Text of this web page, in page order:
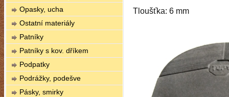
Opasky, ucha
Ostatní materiály
Patníky
Patníky s kov. dříkem
Podpatky
Podrážky, podešve
Pásky, smirky
Tloušťka: 6 mm